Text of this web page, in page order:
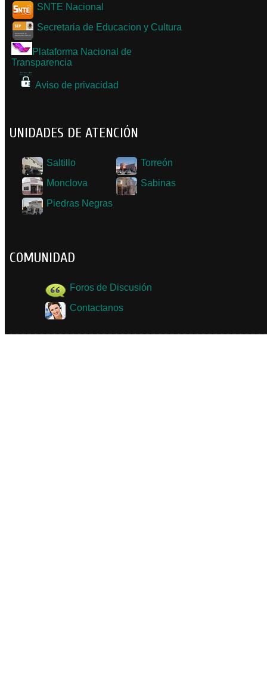
SNTE Nacional
Secretaria de Educacion y Cultura
Plataforma Nacional de
Transparencia
Aviso de privacidad
UNIDADES DE ATENCIÓN
Saltillo
Torreón
Monclova
Sabinas
Piedras Negras
COMUNIDAD
Foros de Discusión
Contactanos